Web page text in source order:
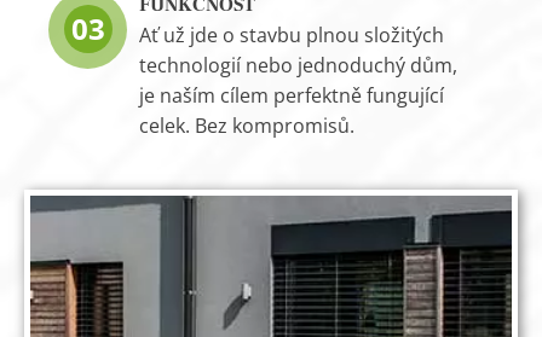
03
Ať už jde o stavbu plnou složitých
technologií nebo jednoduchý dům,
je naším cílem perfektně fungující
celek. Bez kompromisů.